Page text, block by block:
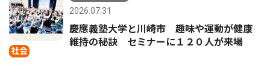
社会
2026.07.31
慶應義塾大学と川崎市 趣味や運動が健康
維持の秘訣 セミナーに１２０人が来場